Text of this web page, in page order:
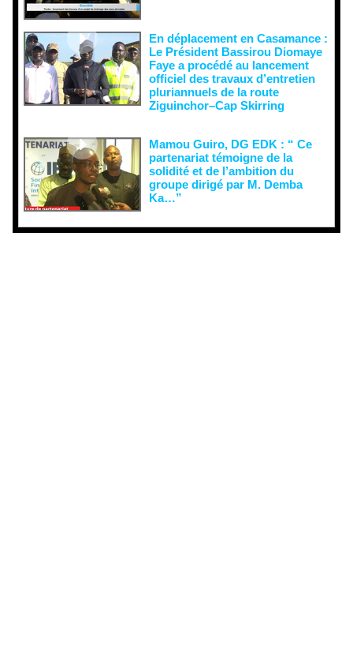
En déplacement en Casamance :
Le Président Bassirou Diomaye
Faye a procédé au lancement
officiel des travaux d’entretien
pluriannuels de la route
Ziguinchor–Cap Skirring
Mamou Guiro, DG EDK : “ Ce
partenariat témoigne de la
solidité et de l’ambition du
groupe dirigé par M. Demba
Ka…”